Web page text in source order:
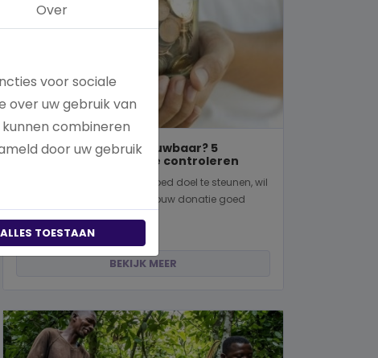
Is een goed doel betrouwbaar? 5
manieren om dit zelf te controleren
Wanneer je besluit om een goed doel te steunen, wil
je natuurlijk zeker weten dat jouw donatie goed
BEKIJK MEER
Over
voor sociale
over uw gebruik van
combineren
door uw gebruik
ALLES TOESTAAN